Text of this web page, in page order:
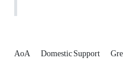
AoA Domestic Support